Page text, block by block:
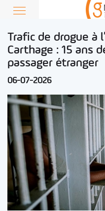
Trafic de drogue à
Carthage : 15 ans
passager étranger
06-07-2026